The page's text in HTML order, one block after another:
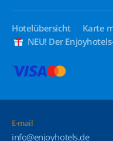
Hotelübersicht Karte
NEU! Der
E-mail
info@enjoyhotels.de